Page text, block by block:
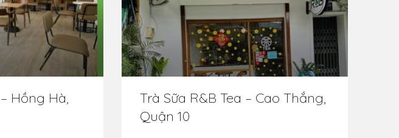
Hồng Hà,
Trà Sữa R&B Tea – Cao Thắng,
Quận 10